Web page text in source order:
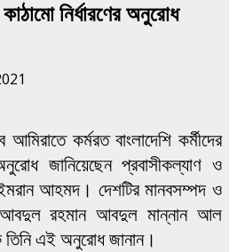
নির্ধারণের অনুরোধ
কর্মরত বাংলাদেশি কর্মীদের
জানিয়েছেন প্রবাসীকল্যাণ ও
ইমরান আহমদ। দেশটির মানবসম্পদ ও
আবদুল রহমান আবদুল মান্নান আল
তিনি এই অনুরোধ জানান।